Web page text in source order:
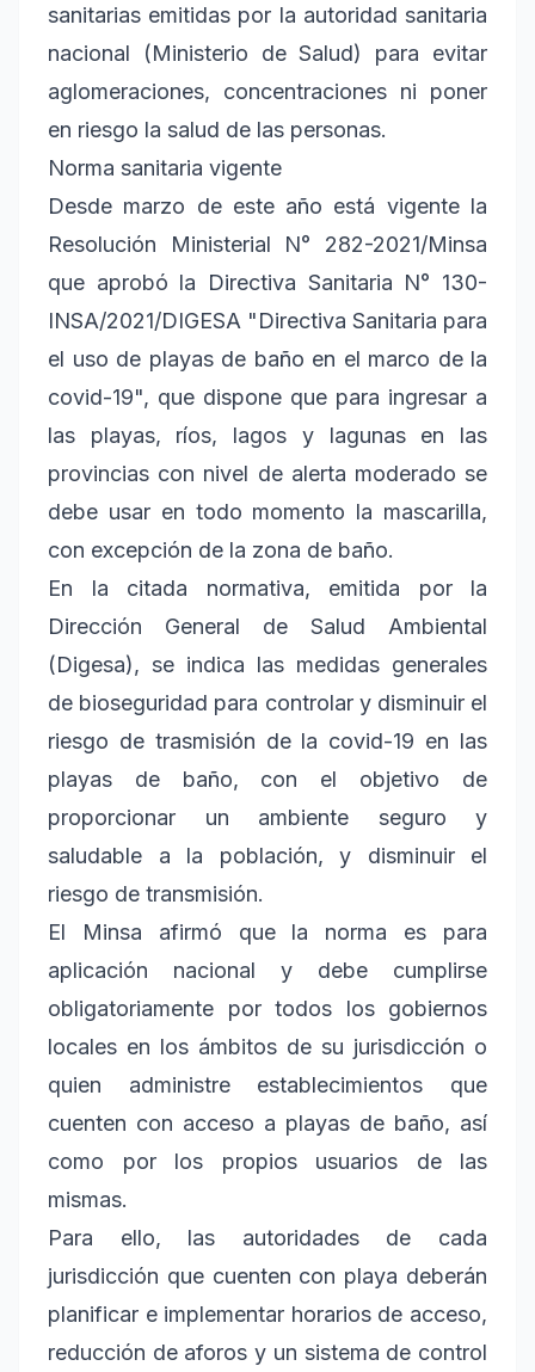
sanitarias emitidas por la autoridad sanitaria
nacional (Ministerio de Salud) para evitar
aglomeraciones, concentraciones ni poner
en riesgo la salud de las personas.
Norma sanitaria vigente
Desde marzo de este año está vigente la
Resolución Ministerial N° 282-2021/Minsa
que aprobó la Directiva Sanitaria N° 130-
INSA/2021/DIGESA "Directiva Sanitaria para
el uso de playas de baño en el marco de la
covid-19", que dispone que para ingresar a
las playas, ríos, lagos y lagunas en las
provincias con nivel de alerta moderado se
debe usar en todo momento la mascarilla,
con excepción de la zona de baño.
En la citada normativa, emitida por la
Dirección General de Salud Ambiental
(Digesa), se indica las medidas generales
de bioseguridad para controlar y disminuir el
riesgo de trasmisión de la covid-19 en las
playas de baño, con el objetivo de
proporcionar un ambiente seguro y
saludable a la población, y disminuir el
riesgo de transmisión.
El Minsa afirmó que la norma es para
aplicación nacional y debe cumplirse
obligatoriamente por todos los gobiernos
locales en los ámbitos de su jurisdicción o
quien administre establecimientos que
cuenten con acceso a playas de baño, así
como por los propios usuarios de las
mismas.
Para ello, las autoridades de cada
jurisdicción que cuenten con playa deberán
planificar e implementar horarios de acceso,
reducción de aforos y un sistema de control